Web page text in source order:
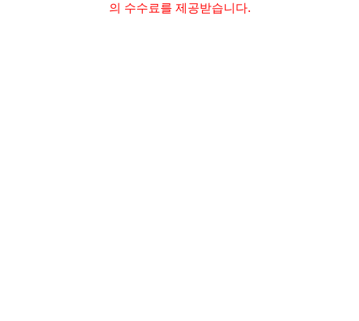
의 수수료를 제공받습니다.